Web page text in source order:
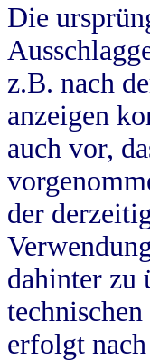
Die
z.B. nach
anzeigen
auch vor,
der
dahinter zu
erfolgt